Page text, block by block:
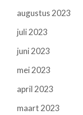
augustus 2023
juli 2023
juni 2023
mei 2023
april 2023
maart 2023